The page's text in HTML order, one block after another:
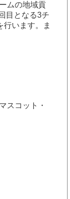
ムの地域貢
目となる3チ
います。ま
コット・